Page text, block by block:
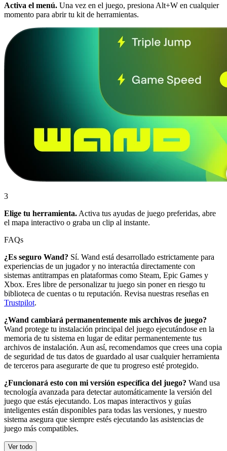
Activa el menú. Una vez en el juego, presiona Alt+W en cualquier
momento para abrir tu kit de herramientas.
3
Elige tu herramienta. Activa tus ayudas de juego preferidas, abre
el mapa interactivo o graba un clip al instante.
FAQs
¿Es seguro Wand? Sí. Wand está desarrollado estrictamente para
experiencias de un jugador y no interactúa directamente con
sistemas antitrampas en plataformas como Steam, Epic Games y
Xbox. Eres libre de personalizar tu juego sin poner en riesgo tu
biblioteca de cuentas o tu reputación. Revisa nuestras reseñas en
Trustpilot.
¿Wand cambiará permanentemente mis archivos de juego?
Wand protege tu instalación principal del juego ejecutándose en la
memoria de tu sistema en lugar de editar permanentemente tus
archivos de instalación. Aun así, recomendamos que crees una copia
de seguridad de tus datos de guardado al usar cualquier herramienta
de terceros para asegurarte de que tu progreso esté protegido.
¿Funcionará esto con mi versión específica del juego? Wand usa
tecnología avanzada para detectar automáticamente la versión del
juego que estás ejecutando. Los mapas interactivos y guías
inteligentes están disponibles para todas las versiones, y nuestro
sistema asegura que siempre estés ejecutando las asistencias de
juego más compatibles.
Ver todo